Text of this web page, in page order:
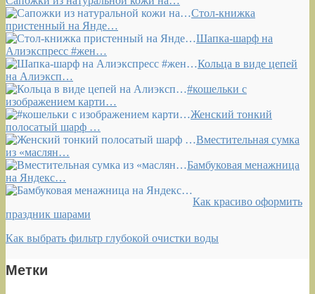
Стол-книжка
пристенный на Янде…
Шапка-шарф на
Алиэкспресс #жен…
Кольца в виде цепей
на Алиэксп…
#кошельки с
изображением карти…
Женский тонкий
полосатый шарф …
Вместительная сумка
из «маслян…
Бамбуковая менажница
на Яндекс…
Как красиво оформить
праздник шарами
Как выбрать фильтр глубокой очистки воды
Метки